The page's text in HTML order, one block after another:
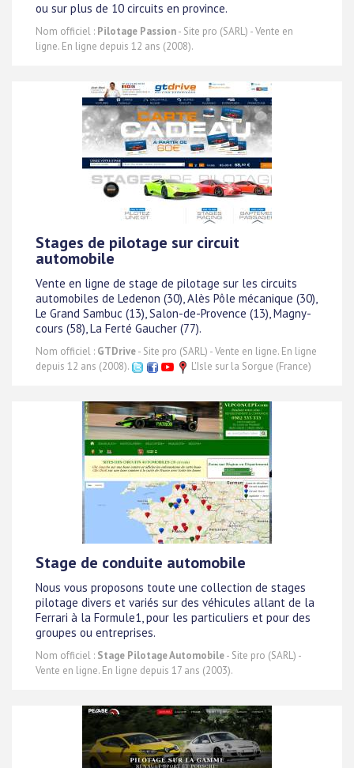
ou sur plus de 10 circuits en province.
Nom officiel : Pilotage Passion- Site pro (SARL) - Vente en
ligne. En ligne depuis 12 ans (2008).
Stages de pilotage sur circuit
automobile
Vente en ligne de stage de pilotage sur les circuits
automobiles de Ledenon (30), Alès Pôle mécanique (30),
Le Grand Sambuc (13), Salon-de-Provence (13), Magny-
cours (58), La Ferté Gaucher (77).
Nom officiel : GTDrive- Site pro (SARL) - Vente en ligne. En ligne
depuis 12 ans (2008).
L'Isle sur la Sorgue (France)
Stage de conduite automobile
Nous vous proposons toute une collection de stages
pilotage divers et variés sur des véhicules allant de la
Ferrari à la Formule1, pour les particuliers et pour des
groupes ou entreprises.
Nom officiel : Stage Pilotage Automobile- Site pro (SARL) -
Vente en ligne. En ligne depuis 17 ans (2003).